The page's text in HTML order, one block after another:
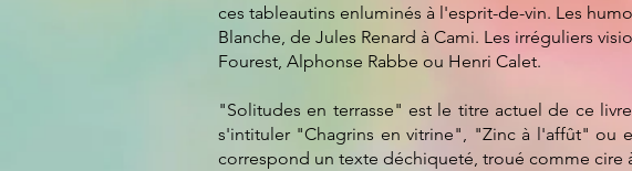
ces tableautins enluminés à l'esprit-de-vin. Les
Blanche, de Jules Renard à Cami. Les irréguliers
Fourest, Alphonse Rabbe ou Henri Calet.
"Solitudes en terrasse" est le titre actuel de ce
s'intituler "Chagrins en vitrine", "Zinc à l'affût" ou
correspond un texte déchiqueté, troué comme cire